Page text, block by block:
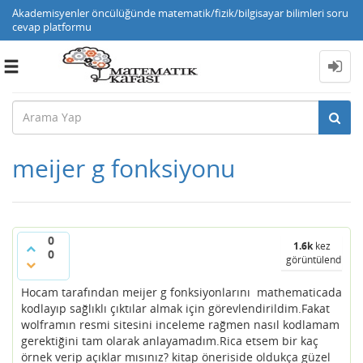
Akademisyenler öncülüğünde matematik/fizik/bilgisayar bilimleri soru
cevap platformu
Toggle
meijer g fonksiyonu
0
0
1.6kkez
görüntülendi
Hocam tarafından meijer g fonksiyonlarını mathematicada
kodlayıp sağlıklı çıktılar almak için görevlendirildim.Fakat
wolframın resmi sitesini inceleme rağmen nasıl kodlamam
gerektiğini tam olarak anlayamadım.Rica etsem bir kaç
örnek verip açıklar mısınız? kitap öneriside oldukça güzel